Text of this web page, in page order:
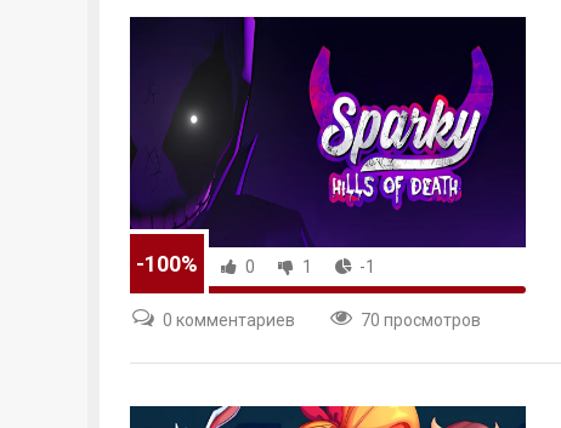
-100% 0 1 -1
0 комментариев 70 просмотров